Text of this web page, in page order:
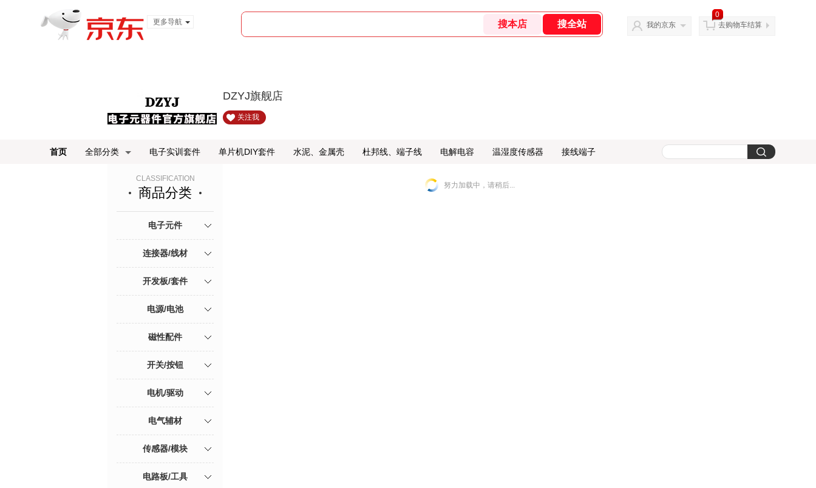
更多导航
我的京东
0
去购物车结算
DZYJ旗舰店
关注我
首页 全部分类 电子实训套件 单片机DIY套件 水泥、金属壳 杜邦线、端子线 电解电容 温湿度传感器 接线端子
CLASSIFICATION
商品分类
电子元件
连接器/线材
开发板/套件
电源/电池
磁性配件
开关/按钮
电机/驱动
电气辅材
传感器/模块
电路板/工具
努力加载中，请稍后...